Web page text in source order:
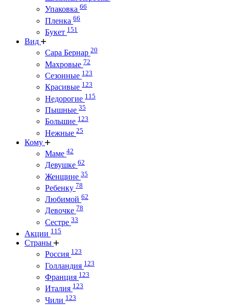
Упаковка 66
Пленка 66
Букет 151
Вид
Сара Бернар 20
Махровые 72
Сезонные 123
Красивые 123
Недорогие 115
Пышные 35
Большие 123
Нежные 25
Кому
Маме 42
Девушке 62
Женщине 35
Ребенку 78
Любимой 62
Девочке 78
Сестре 33
Акции 115
Страны
Россия 123
Голландия 123
Франция 123
Италия 123
Чили 123